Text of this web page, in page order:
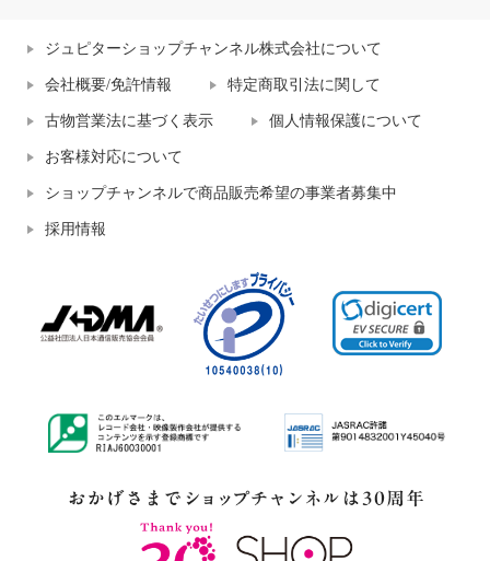
ジュピターショップチャンネル株式会社について
会社概要/免許情報 特定商取引法に関して
古物営業法に基づく表示 個人情報保護について
お客様対応について
ショップチャンネルで商品販売希望の事業者募集中
採用情報